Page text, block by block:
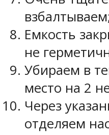
Емкость
не
Убираем в
место на 2
Через
отделяем